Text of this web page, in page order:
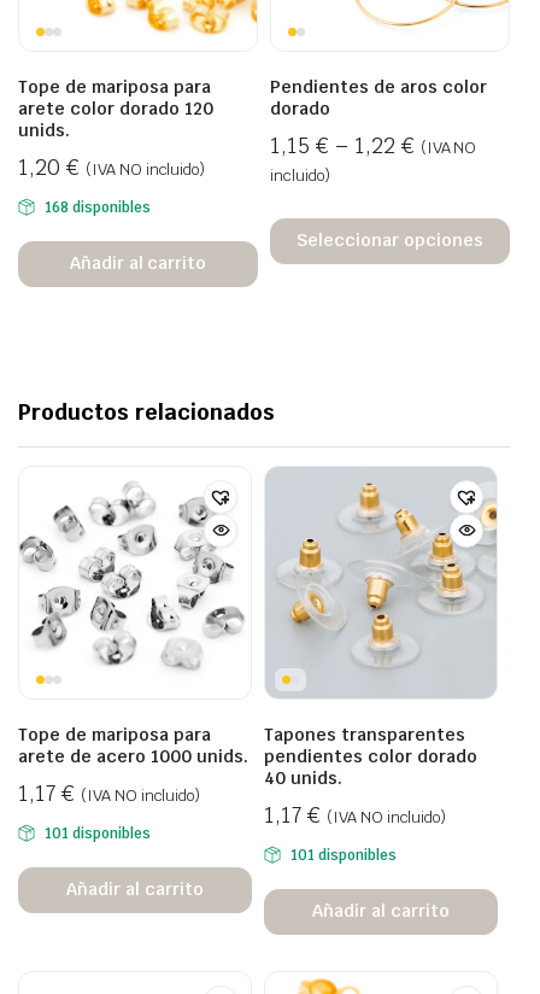
Tope de mariposa para
arete color dorado 120
unids.
1,20 € (IVA NO incluido)
168 disponibles
Añadir al carrito
Pendientes de aros color
dorado
1,15 € – 1,22 € (IVA NO
incluido)
Seleccionar opciones
Productos relacionados
Tope de mariposa para
arete de acero 1000 unids.
1,17 € (IVA NO incluido)
101 disponibles
Añadir al carrito
Tapones transparentes
pendientes color dorado
40 unids.
1,17 € (IVA NO incluido)
101 disponibles
Añadir al carrito